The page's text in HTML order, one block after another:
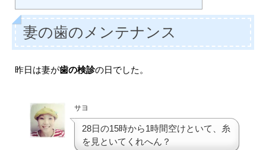
妻の歯のメンテナンス
昨日は妻が歯の検診の日でした。
サヨ
28日の15時から1時間空けといて、糸
を見といてくれへん？